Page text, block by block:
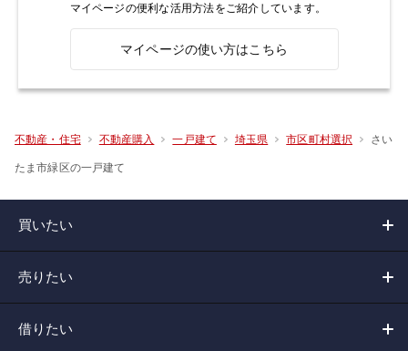
マイページの便利な活用方法をご紹介しています。
マイページの使い方はこちら
不動産・住宅 不動産購入 一戸建て 埼玉県 市区町村選択 さい
たま市緑区の一戸建て
買いたい
売りたい
借りたい